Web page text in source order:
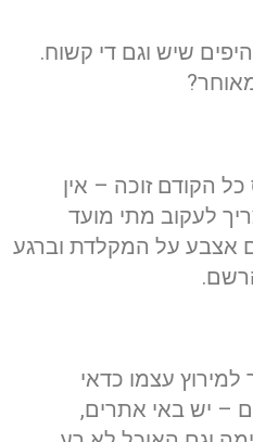
שיש וגם די קשוח.
הקודם זוכה – אין
לעקוב מתי מועד
אצבע על המקלדת וברגע
למירוץ עצמו כדאי
– יש באי אתרים,